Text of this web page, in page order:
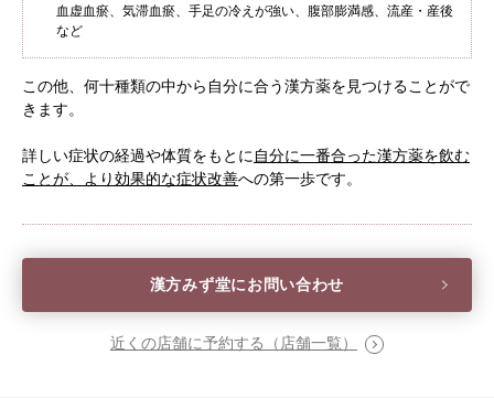
店舗を探す
漢方みず堂とは 企業情報
お知らせ イベント・講座
漢方を知る 皆様からのご質問
お問い合わせ
血虚血瘀、気滞血瘀、手足の冷えが強い、腹部膨満感、流産・産後
など
この他、何十種類の中から自分に合う漢方薬を見つけることがで
きます。
詳しい症状の経過や体質をもとに 自分に一番合った漢方薬を飲む
ことが、より効果的な症状改善への第一歩です。
漢方みず堂にお問い合わせ
近くの店舗に予約する（店舗一覧）